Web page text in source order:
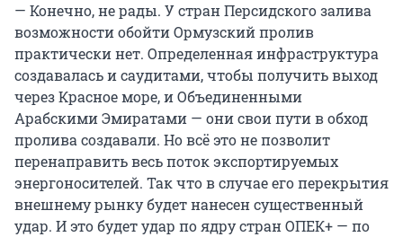
— Конечно, не рады. У стран Персидского залива
возможности обойти Ормузский пролив
практически нет. Определенная инфраструктура
создавалась и саудитами, чтобы получить выход
через Красное море, и Объединенными
Арабскими Эмиратами — они свои пути в обход
пролива создавали. Но всё это не позволит
перенаправить весь поток экспортируемых
энергоносителей. Так что в случае его перекрытия
внешнему рынку будет нанесен существенный
удар. И это будет удар по ядру стран ОПЕК+ — по